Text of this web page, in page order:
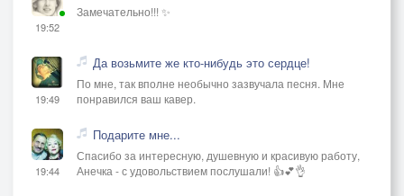
19:52
Замечательно!!! ✨
19:49
Да возьмите же кто-нибудь это сердце!
По мне, так вполне необычно зазвучала песня. Мне
понравился ваш кавер.
19:44
Подарите мне...
Спасибо за интересную, душевную и красивую работу,
Анечка - с удовольствием послушали! 👍💕👌